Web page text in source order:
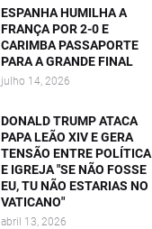
ESPANHA HUMILHA A
FRANÇA POR 2-0 E
CARIMBA PASSAPORTE
PARA A GRANDE FINAL
julho 14, 2026
DONALD TRUMP ATACA
PAPA LEÃO XIV E GERA
TENSÃO ENTRE POLÍTICA
E IGREJA "SE NÃO FOSSE
EU, TU NÃO ESTARIAS NO
VATICANO"
abril 13, 2026